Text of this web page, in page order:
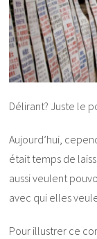
Délirant? Juste le
Aujourd’hui,
était temps de
aussi veulent
avec qui elles
Pour illustrer ce